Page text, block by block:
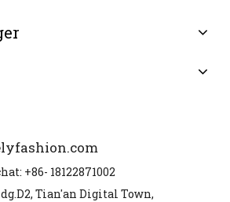
+86- 18122871002
Tian'an Digital Town,